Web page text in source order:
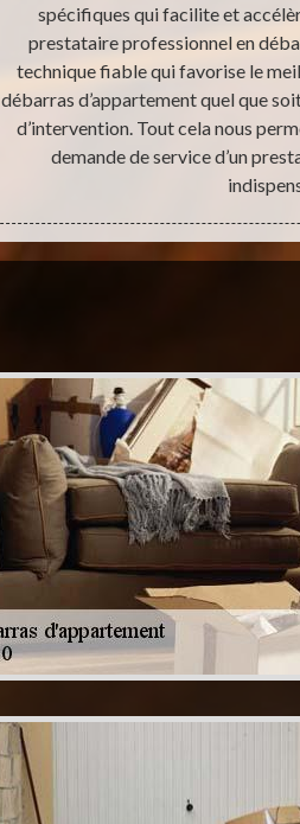
spécifiques qui facilite et
prestataire professionnel en
technique fiable qui favorise le
débarras d’appartement quel que
d’intervention. Tout cela nous
demande de service d’un